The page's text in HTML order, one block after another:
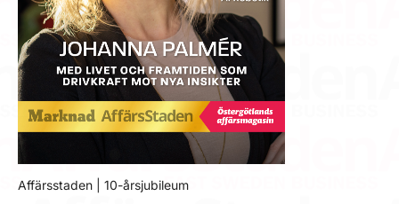
Affärsstaden | 10-årsjubileum